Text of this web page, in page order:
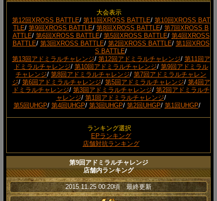
大会表示
第12回XROSS BATTLE/ 第11回XROSS BATTLE/ 第10回XROSS BAT
TLE/ 第9回XROSS BATTLE/ 第8回XROSS BATTLE/ 第7回XROSS B
ATTLE/ 第6回XROSS BATTLE/ 第5回XROSS BATTLE/ 第4回XROSS
BATTLE/ 第3回XROSS BATTLE/ 第2回XROSS BATTLE/ 第1回XROS
S BATTLE/
第13回アドミラルチャレンジ/ 第12回アドミラルチャレンジ/ 第11回ア
ドミラルチャレンジ/ 第10回アドミラルチャレンジ/ 第9回アドミラル
チャレンジ/ 第8回アドミラルチャレンジ/ 第7回アドミラルチャレン
ジ/ 第6回アドミラルチャレンジ/ 第5回アドミラルチャレンジ/ 第4回ア
ドミラルチャレンジ/ 第3回アドミラルチャレンジ/ 第2回アドミラルチ
ャレンジ/ 第1回アドミラルチャレンジ/
第5回UHGP/ 第4回UHGP/ 第3回UHGP/ 第2回UHGP/ 第1回UHGP/
ランキング選択
EPランキング
店舗対抗ランキング
第9回アドミラルチャレンジ
店舗内ランキング
2015.11.25 00:20頃 最終更新